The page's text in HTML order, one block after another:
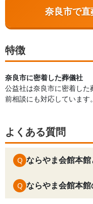
奈良市で
特徴
奈良市に密着した葬儀社
公益社は奈良市に密着し
前相談にも対応しています。
よくある質問
Q ならやま会館本館
Q ならやま会館本